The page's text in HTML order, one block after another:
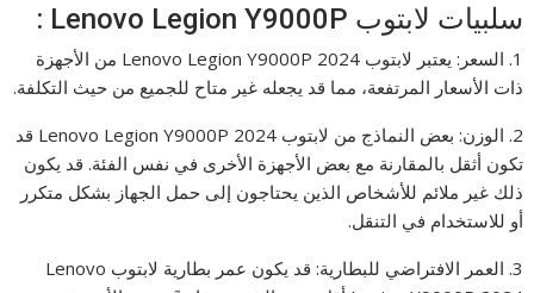
سلبيات لابتوب Lenovo Legion Y9000P :
1. السعر: يعتبر لابتوب Lenovo Legion Y9000P 2024 من الأجهزة
ذات الأسعار المرتفعة، مما قد يجعله غير متاح للجميع من حيث التكلفة.
2. الوزن: بعض النماذج من لابتوب Lenovo Legion Y9000P 2024 قد
تكون أثقل بالمقارنة مع بعض الأجهزة الأخرى في نفس الفئة. قد يكون
ذلك غير ملائم للأشخاص الذين يحتاجون إلى حمل الجهاز بشكل متكرر
أو للاستخدام في التنقل.
3. العمر الافتراضي للبطارية: قد يكون عمر بطارية لابتوب Lenovo